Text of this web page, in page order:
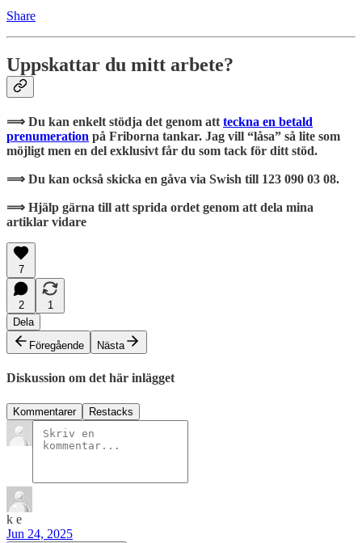
Share
Uppskattar du mitt arbete?
⟹ Du kan enkelt stödja det genom att teckna en betald
prenumeration på Friborna tankar. Jag vill “låsa” så lite som
möjligt men en del exklusivt får du som tack för ditt stöd.
⟹ Du kan också skicka en gåva via Swish till 123 090 03 08.
⟹ Hjälp gärna till att sprida ordet genom att dela mina
artiklar vidare
7
2
1
Dela
Föregående
Nästa
Diskussion om det här inlägget
Kommentarer Restacks
k e
Jun 24, 2025